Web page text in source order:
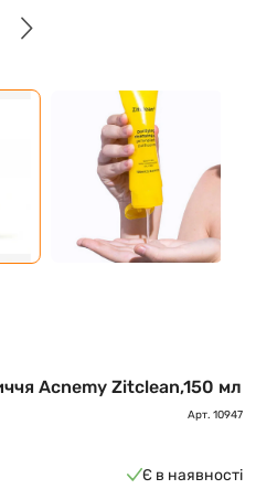
Acnemy Zitclean,150 мл
Арт. 10947
Є в наявності